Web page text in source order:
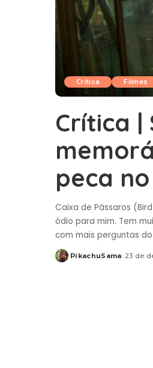
Crítica Filmes
Crítica |
peca
Caixa de Pássaros
ódio para mim. Tem
com mais perguntas
Posted
PikachuSama 23 de